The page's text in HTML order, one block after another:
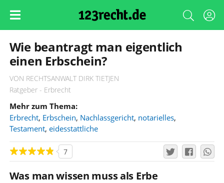
Wie beantragt man eigentlich
einen Erbschein?
VON RECHTSANWALT DIRK TIETJEN
Ratgeber - Erbrecht
Mehr zum Thema:
Erbrecht, Erbschein, Nachlassgericht, notarielles,
Testament, eidesstattliche
7
Was man wissen muss als Erbe